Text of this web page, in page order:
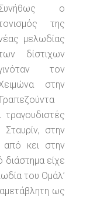
ο
της
μελωδίας
δίστιχων
τον
στην
στην
από κει στην
είχε
του Ομάλ’
ως